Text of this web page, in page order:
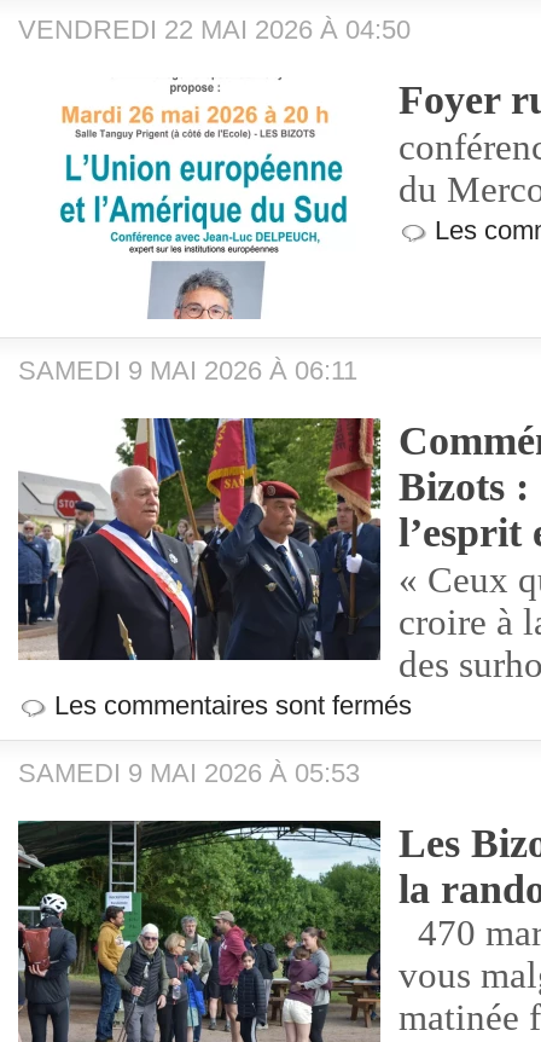
VENDREDI 22 MAI 2026 À 04:50
Foyer
du
Les
SAMEDI 9 MAI 2026 À 06:11
Bizots :
l’esprit
« Ceux
croire à
des
Les commentaires sont fermés
SAMEDI 9 MAI 2026 À 05:53
Les
la
470
vous
matinée